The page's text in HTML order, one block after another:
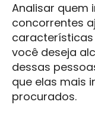
Analisar quem
concorrentes
características
você deseja
dessas
que elas mais
procurados.